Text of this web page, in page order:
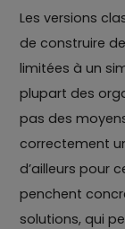
Les versions
de construire
limitées à un
plupart des
pas des
correctement
d’ailleurs pour
penchent
solutions, qui